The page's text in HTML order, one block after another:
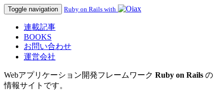
Toggle navigation Ruby on Rails with
連載記事
BOOKS
お問い合わせ
運営会社
Webアプリケーション開発フレームワーク Ruby on Rails の
情報サイトです。